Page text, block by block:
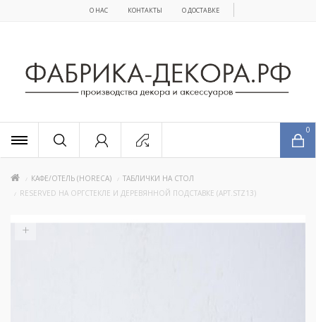
О НАС КОНТАКТЫ О ДОСТАВКЕ
0
КАФЕ/ОТЕЛЬ (HORECA)
ТАБЛИЧКИ НА СТОЛ
RESERVED НА ОРГСТЕКЛЕ И ДЕРЕВЯННОЙ ПОДСТАВКЕ (АРТ.STZ13)
+